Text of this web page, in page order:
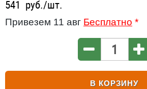
541 руб./шт.
Привезем 11 авг Бесплатно *
В КОРЗИНУ